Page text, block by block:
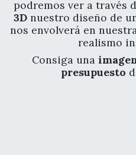
podremos ver a través
3Dnuestro diseño de
nos envolverá en
realismo
Consiga una
presupuesto